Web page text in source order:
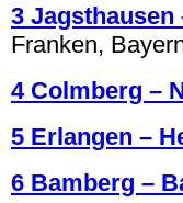
3 Jagsthausen
Franken,
4 Colmberg –
5 Erlangen –
6 Bamberg –